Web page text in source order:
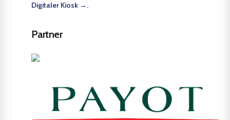
Digitaler Kiosk →.
Partner